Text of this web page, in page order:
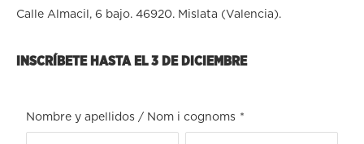
Calle Almacil, 6 bajo. 46920. Mislata (Valencia).
INSCRÍBETE HASTA EL3 DE DICIEMBRE
Nombre y apellidos / Nom i cognoms *